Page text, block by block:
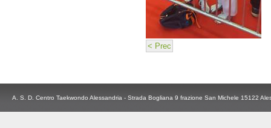
< Prec
A. S. D. Centro Taekwondo Alessandria - Strada Bogliana 9 frazione San Michele 15122